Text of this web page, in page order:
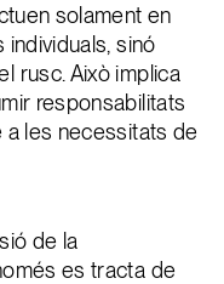
solament en
sinó
rusc. Això implica
responsabilitats
a les necessitats de
de la
es tracta de